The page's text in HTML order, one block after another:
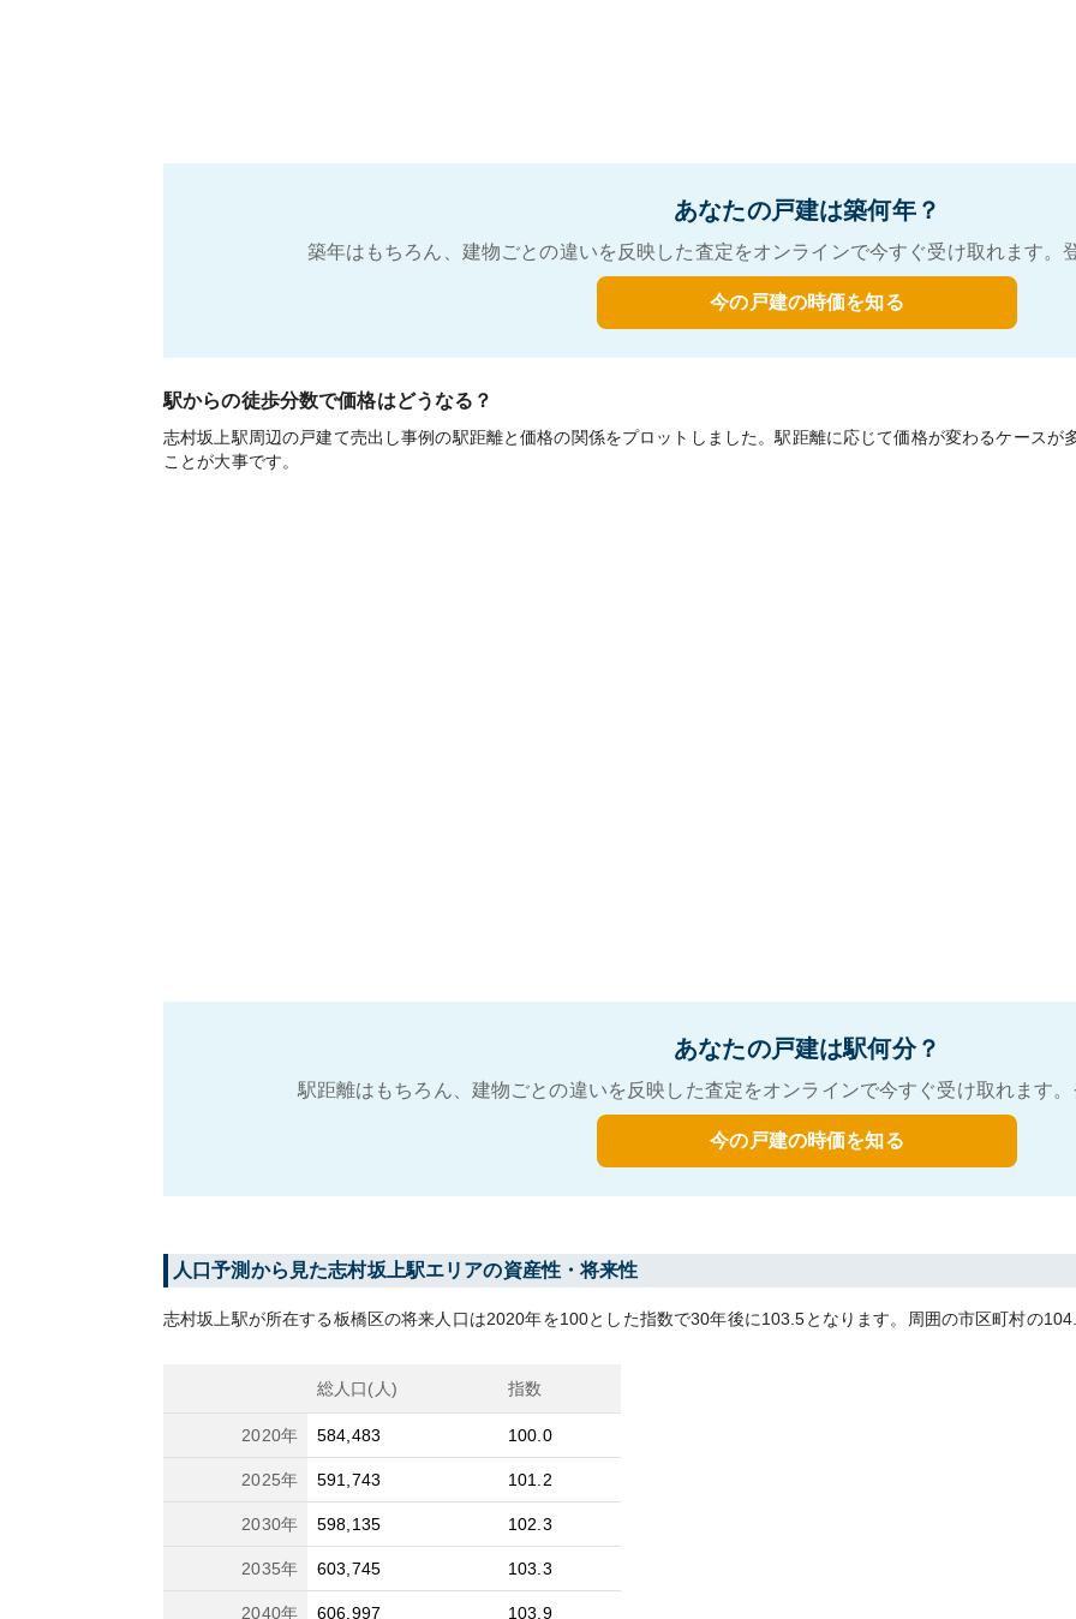
あなたの戸建は築何年？
築年はもちろん、建物ごとの違いを反映した査定をオンラインで今すぐ受け取れます。
今の戸建の時価を知る
駅からの徒歩分数で価格はどうなる？
志村坂上駅周辺の戸建て売出し事例の駅距離と価格の関係をプロットしました。駅距離に応じて価格が変わるケースが
ことが大事です。
あなたの戸建は駅何分？
駅距離はもちろん、建物ごとの違いを反映した査定をオンラインで今すぐ受け取れます
今の戸建の時価を知る
人口予測から見た志村坂上駅エリアの資産性・将来性
志村坂上駅が所在する板橋区の将来人口は2020年を100とした指数で30年後に103.5となります。 周囲の市区町村の
総人口(人) 指数
2020年 584,483 100.0
2025年 591,743 101.2
2030年 598,135 102.3
2035年 603,745 103.3
2040年 606,997 103.9